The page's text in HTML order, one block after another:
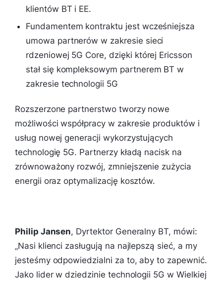
klientów BT i EE.
Fundamentem kontraktu jest wcześniejsza
umowa partnerów w zakresie sieci
rdzeniowej 5G Core, dzięki której Ericsson
stał się kompleksowym partnerem BT w
zakresie technologii 5G
Rozszerzone partnerstwo tworzy nowe
możliwości współpracy w zakresie produktów i
usług nowej generacji wykorzystujących
technologię 5G. Partnerzy kładą nacisk na
zrównoważony rozwój, zmniejszenie zużycia
energii oraz optymalizację kosztów.
Philip Jansen, Dyrtektor Generalny BT, mówi:
„Nasi klienci zasługują na najlepszą sieć, a my
jesteśmy odpowiedzialni za to, aby to zapewnić.
Jako lider w dziedzinie technologii 5G w Wielkiej